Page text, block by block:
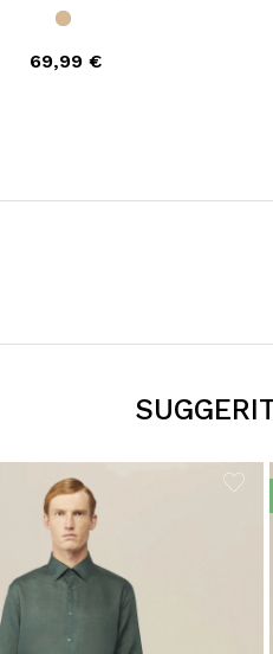
69,99 €